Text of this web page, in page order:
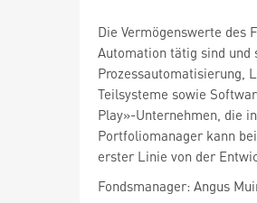
Die Vermögenswerte des
Automation tätig sind und
Prozessautomatisierung,
Teilsysteme sowie
Play»-Unternehmen, die
Portfoliomanager kann
erster Linie von der
Fondsmanager: Angus